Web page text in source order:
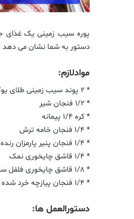
پوره سیب زمینی یک غذای
دستور به شما نشان می دهد
موادلازم:
* ۲ پوند سیب زمینی طلای یوکان، پوست کنده و ربع شده
* ۱/۲ فنجان شیر
* کره ۱/۴ پیمانه
* ۱/۴ فنجان خامه ترش
* ۱/۴ فنجان پنیر پارمزان رنده شده
* ۱/۴ قاشق چایخوری نمک
* ۱/۸ قاشق چایخوری فلفل سیاه
* ۱/۴ فنجان پیازچه خرد شده
دستورالعمل ها: